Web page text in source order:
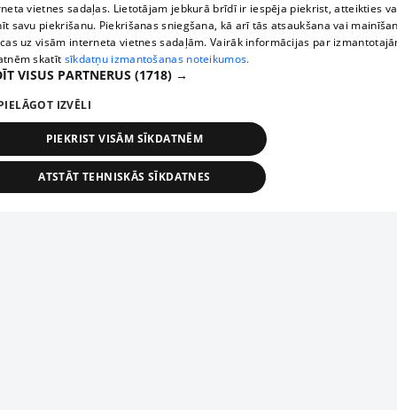
vietnes sadaļas. Lietotājam jebkurā brīdī ir iespēja piekrist, atteikties
savu piekrišanu. Piekrišanas sniegšana, kā arī tās atsaukšana vai
uz visām interneta vietnes sadaļām. Vairāk informācijas par
skatīt sīkdatņu izmantošanas noteikumos.
VISUS PARTNERUS (1718) →
IZVĒLI
PIEKRIST VISĀM SĪKDATNĒM
ATSTĀT TEHNISKĀS SĪKDATNES